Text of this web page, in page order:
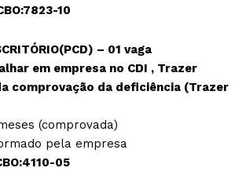
10
– 01 vaga
em empresa no CDI , Trazer
comprovação da deficiência (Trazer
(comprovada)
pela empresa
05